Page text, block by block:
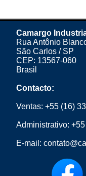
Camargo
Rua Antônio
São Carlos / SP
CEP: 13567-060
Brasil
Contacto:
Ventas: +55 (16)
Administrativo:
E-mail: